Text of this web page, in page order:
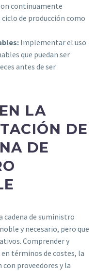
continuamente
de producción como
Implementar el uso
que puedan ser
antes de ser
LA
DE
DE
cadena de suministro
y necesario, pero que
Comprender y
términos de costes, la
con proveedores y la